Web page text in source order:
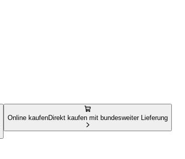
Online kaufenDirekt kaufen mit bundesweiter Lieferung